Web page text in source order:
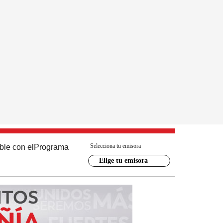
con el Programa Selecciona tu emisora
Elige tu emisora